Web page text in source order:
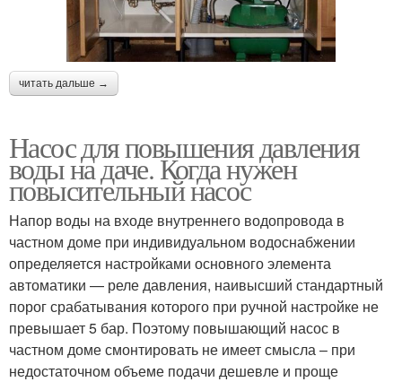
читать дальше →
Насос для повышения давления
воды на даче. Когда нужен
повысительный насос
Напор воды на входе внутреннего водопровода в
частном доме при индивидуальном водоснабжении
определяется настройками основного элемента
автоматики — реле давления, наивысший стандартный
порог срабатывания которого при ручной настройке не
превышает 5 бар. Поэтому повышающий насос в
частном доме смонтировать не имеет смысла – при
недостаточном объеме подачи дешевле и проще